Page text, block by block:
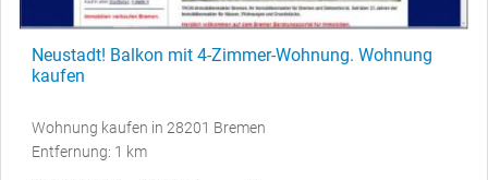
Neustadt! Balkon mit 4-Zimmer-Wohnung. Wohnung
kaufen
Wohnung kaufen in 28201 Bremen
Entfernung: 1 km